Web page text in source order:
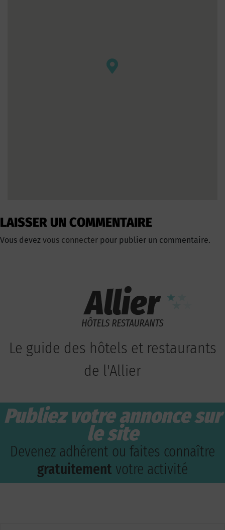
LAISSER UN COMMENTAIRE
Vous devez vous connecter pour publier un commentaire.
Le guide des hôtels et restaurants
de l'Allier
Publiez votre annonce sur
le site
Devenez adhérent ou faites connaître
gratuitement votre activité